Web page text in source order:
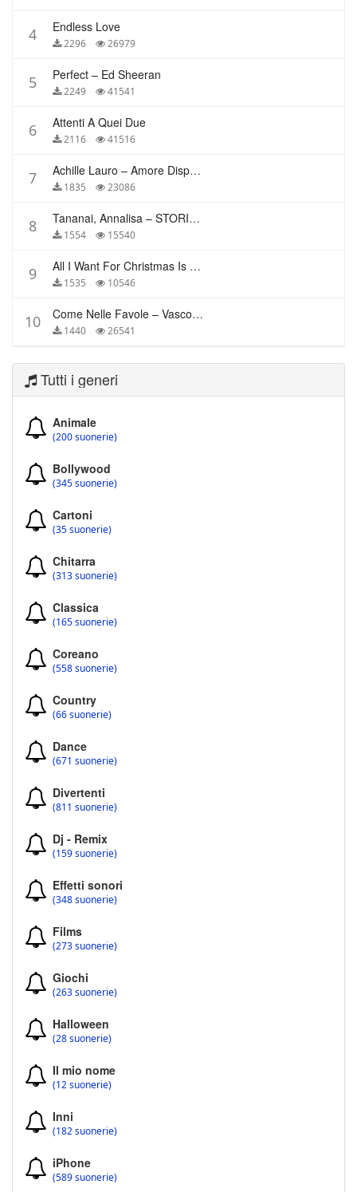
4 Endless Love
2296 26979
5 Perfect – Ed Sheeran
2249 41541
6 Attenti A Quei Due
2116 41516
7 Achille Lauro – Amore Disperato
1835 23086
8 Tananai, Annalisa – STORIE BREVI
1554 15540
9 All I Want For Christmas Is You – Mariah Carey
1535 10546
10 Come Nelle Favole – Vasco Rossi
1440 26541
Tutti i generi
Animale
(200 suonerie)
Bollywood
(345 suonerie)
Cartoni
(35 suonerie)
Chitarra
(313 suonerie)
Classica
(165 suonerie)
Coreano
(558 suonerie)
Country
(66 suonerie)
Dance
(671 suonerie)
Divertenti
(811 suonerie)
Dj - Remix
(159 suonerie)
Effetti sonori
(348 suonerie)
Films
(273 suonerie)
Giochi
(263 suonerie)
Halloween
(28 suonerie)
Il mio nome
(12 suonerie)
Inni
(182 suonerie)
iPhone
(589 suonerie)